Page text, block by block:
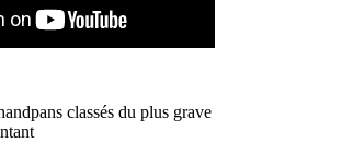
classés du plus grave